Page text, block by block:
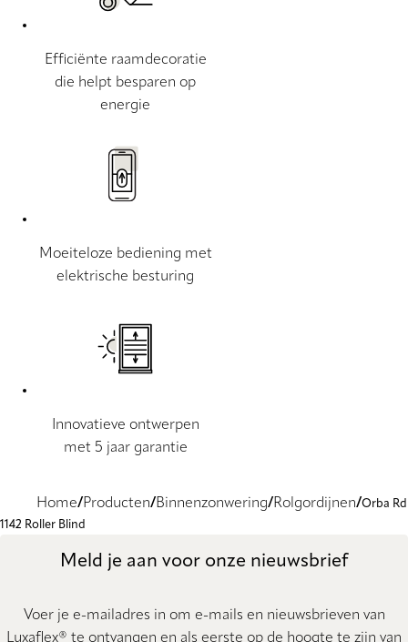
Efficiënte raamdecoratie
die helpt besparen op
energie
Moeiteloze bediening met
elektrische besturing
Innovatieve ontwerpen
met 5 jaar garantie
Home Producten Binnenzonwering Rolgordijnen Orba Rd
1142 Roller Blind
Meld je aan voor onze nieuwsbrief
Voer je e-mailadres in om e-mails en nieuwsbrieven van
Luxaflex® te ontvangen en als eerste op de hoogte te zijn van